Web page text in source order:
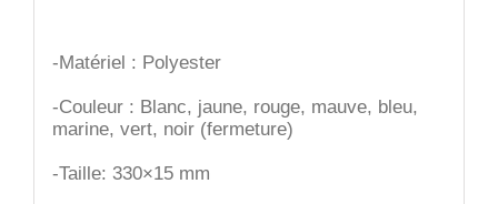
-Matériel : Polyester
-Couleur : Blanc, jaune, rouge, mauve, bleu,
marine, vert, noir (fermeture)
-Taille: 330×15 mm